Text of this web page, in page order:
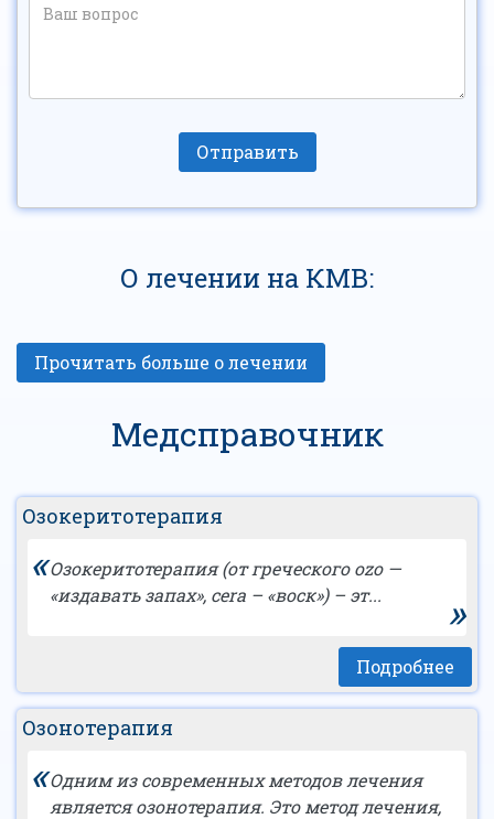
О лечении на КМВ:
Медсправочник
Озокеритотерапия
«Озокеритотерапия (от греческого ozo —
«издавать запах», сera – «воск») – эт...
»
Подробнее
Озонотерапия
«Одним из современных методов лечения
является озонотерапия. Это метод лечения,